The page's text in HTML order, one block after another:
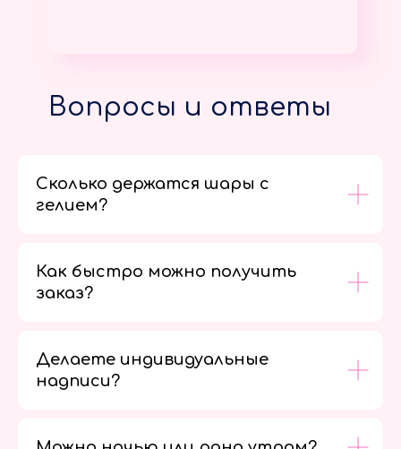
Вопросы и ответы
Сколько держатся шары с
гелием?
Как быстро можно получить
заказ?
Делаете индивидуальные
надписи?